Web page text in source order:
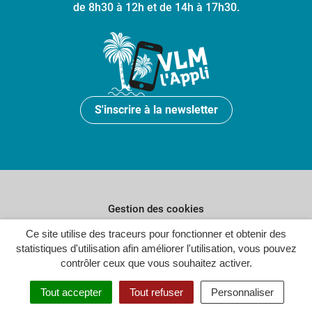
Ce site utilise des traceurs pour fonctionner et obtenir des
statistiques d'utilisation afin améliorer l'utilisation, vous pouvez
contrôler ceux que vous souhaitez activer.
Tout accepter Tout refuser Personnaliser
de 8h30 à 12h et de 14h à 17h30.
S'inscrire à la newsletter
Gestion des cookies
Plan du site
Politique de confidentialité
Crédits